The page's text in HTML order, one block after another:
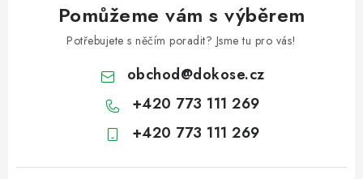
Pomůžeme vám s výběrem
Potřebujete s něčím poradit? Jsme tu pro vás!
obchod@dokose.cz
+420 773 111 269
+420 773 111 269